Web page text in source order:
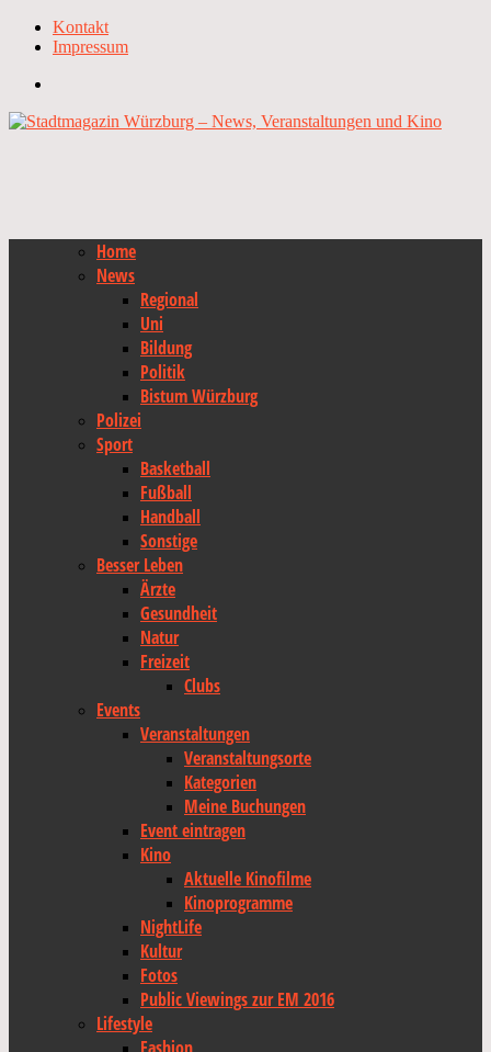
Kontakt
Impressum
Home
News
Regional
Uni
Bildung
Politik
Bistum Würzburg
Polizei
Sport
Basketball
Fußball
Handball
Sonstige
Besser Leben
Ärzte
Gesundheit
Natur
Freizeit
Clubs
Events
Veranstaltungen
Veranstaltungsorte
Kategorien
Meine Buchungen
Event eintragen
Kino
Aktuelle Kinofilme
Kinoprogramme
NightLife
Kultur
Fotos
Public Viewings zur EM 2016
Lifestyle